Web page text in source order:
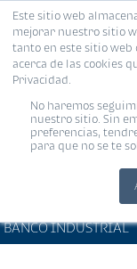
Este sitio web
mejorar nuestro sitio
tanto en este sitio web
acerca de las cookies
Privacidad.
No haremos
nuestro sitio. Sin
preferencias,
para que no se te
BANCO INDUSTRIAL